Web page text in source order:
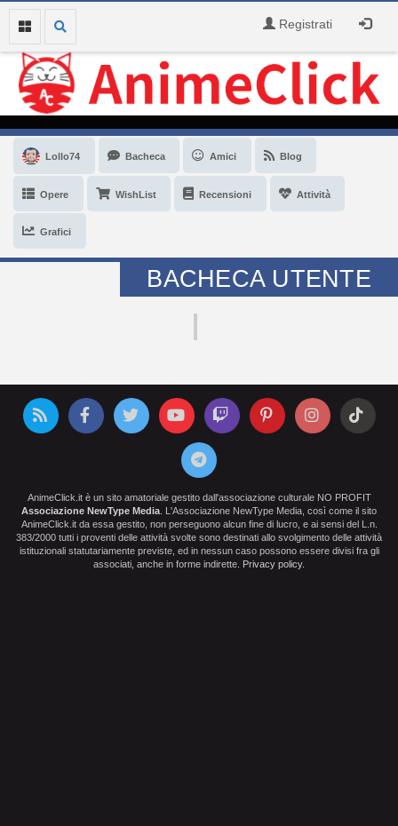
Registrati
Lollo74 Bacheca Amici Blog
Opere WishList Recensioni Attività
Grafici
BACHECA UTENTE
AnimeClick.it è un sito amatoriale gestito dall'associazione culturale NO PROFIT
Associazione NewType Media . L'Associazione NewType Media, così come il sito
AnimeClick.it da essa gestito, non perseguono alcun fine di lucro, e ai sensi del L.n.
383/2000 tutti i proventi delle attività svolte sono destinati allo svolgimento delle attività
istituzionali statutariamente previste, ed in nessun caso possono essere divisi fra gli
associati, anche in forme indirette. Privacy policy.